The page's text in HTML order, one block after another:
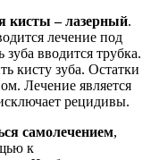
кисты – лазерный.
лечение под
вводится трубка.
кисту зуба. Остатки
Лечение является
рецидивы.
самолечением,
к